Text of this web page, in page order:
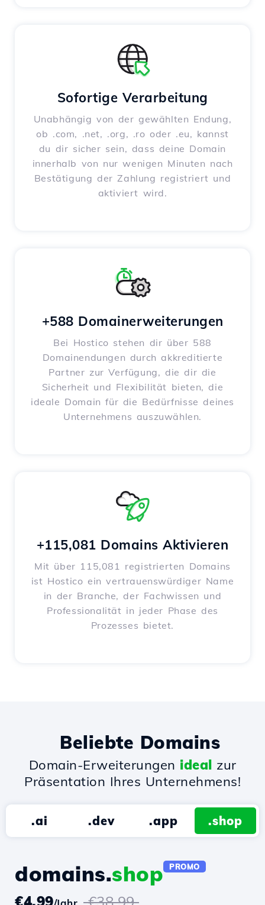
Sofortige Verarbeitung
Unabhängig von der gewählten Endung,
ob .com, .net, .org, .ro oder .eu, kannst
du dir sicher sein, dass deine Domain
innerhalb von nur wenigen Minuten nach
Bestätigung der Zahlung registriert und
aktiviert wird.
+588 Domainerweiterungen
Bei Hostico stehen dir über 588
Domainendungen durch akkreditierte
Partner zur Verfügung, die dir die
Sicherheit und Flexibilität bieten, die
ideale Domain für die Bedürfnisse deines
Unternehmens auszuwählen.
+115,081 Domains Aktivieren
Mit über 115,081 registrierten Domains
ist Hostico ein vertrauenswürdiger Name
in der Branche, der Fachwissen und
Professionalität in jeder Phase des
Prozesses bietet.
Beliebte Domains
Domain-Erweiterungen ideal zur
Präsentation Ihres Unternehmens!
.ai .dev .app .shop
domains.shop PROMO